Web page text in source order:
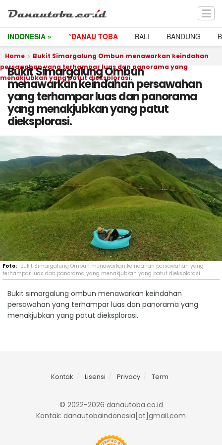
INDONESIA » °DANAU TOBA BALI BANDUNG
Home
Bukit Simargalung Ombun menawarkan keindahan
persawahan yang terhampar luas dan panorama yang
menakjubkan yang patut dieksplorasi.
Bukit Simargalung Ombun
menawarkan keindahan persawahan
yang terhampar luas dan panorama
yang menakjubkan yang patut
dieksplorasi.
Bukit Simargalung Ombun menawarkan keindahan persawahan yang
terhampar luas dan panorama yang menakjubkan yang patut dieksplorasi.
Bukit simargalung ombun menawarkan keindahan
persawahan yang terhampar luas dan panorama yang
menakjubkan yang patut dieksplorasi.
Kontak Lisensi Privacy Term
© 2022-2026 danautoba.co.id
Kontak: danautobaindonesia[at]gmail.com